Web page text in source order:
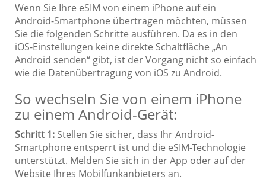
Wenn Sie Ihre eSIM von einem iPhone auf ein
Android-Smartphone übertragen möchten, müssen
Sie die folgenden Schritte ausführen. Da es in den
iOS-Einstellungen keine direkte Schaltfläche „An
Android senden“ gibt, ist der Vorgang nicht so einfach
wie die Datenübertragung von iOS zu Android.
So wechseln Sie von einem iPhone
zu einem Android-Gerät:
Schritt 1: Stellen Sie sicher, dass Ihr Android-
Smartphone entsperrt ist und die eSIM-Technologie
unterstützt. Melden Sie sich in der App oder auf der
Website Ihres Mobilfunkanbieters an.